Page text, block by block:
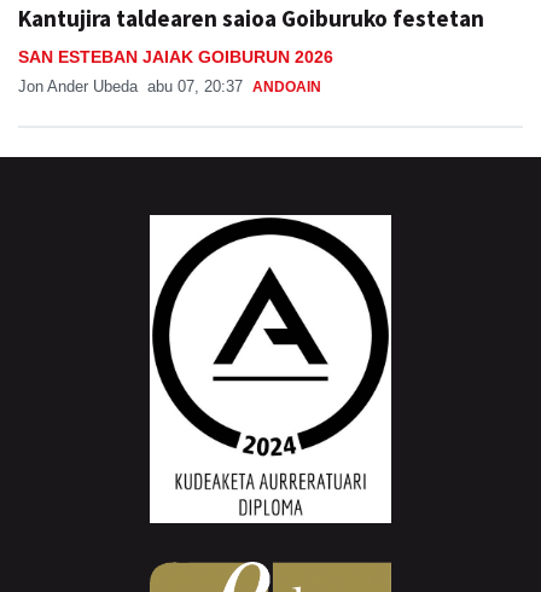
Kantujira taldearen saioa Goiburuko festetan
SAN ESTEBAN JAIAK GOIBURUN 2026
Jon Ander Ubeda abu 07, 20:37 ANDOAIN